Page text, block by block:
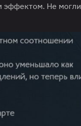
эффектом. Не